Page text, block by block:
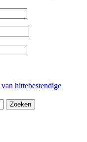
hittebestendige